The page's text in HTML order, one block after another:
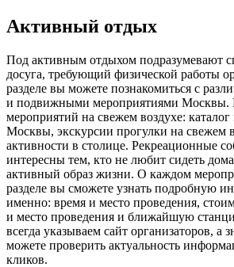
Активный отдых
Под активным отдыхом подразумевают
досуга, требующий физической работы
разделе вы можете познакомиться с
и подвижными мероприятиями Москвы.
мероприятий на свежем воздухе: каталог
Москвы, экскурсии прогулки на свежем
активности в столице. Рекреационные
интересны тем, кто не любит сидеть
активный образ жизни. О каждом
разделе вы сможете узнать подробную
именно: время и место проведения,
и место проведения и ближайшую
всегда указываем сайт организаторов, а
можете проверить актуальность
кликов.